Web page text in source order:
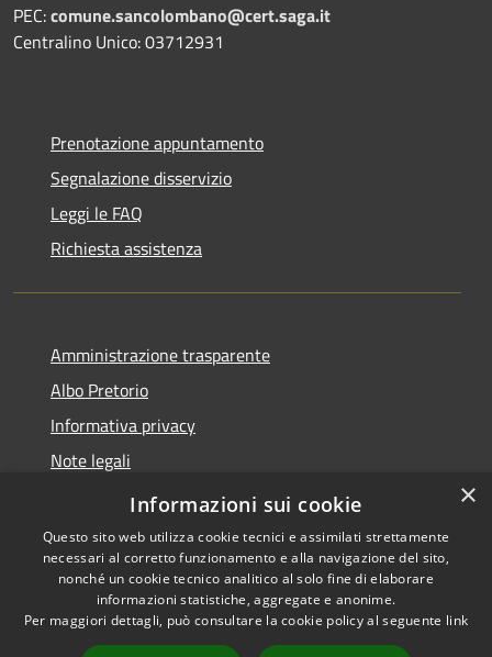
PEC:comune.sancolombano@cert.saga.it
Centralino Unico: 03712931
Prenotazione appuntamento
Segnalazione disservizio
Leggi le FAQ
Richiesta assistenza
Amministrazione trasparente
Albo Pretorio
Informativa privacy
Note legali
Dichiarazione di accessibilità
Accessibilità
Copyright © 2026 • Comune di
San Colombano al Lambro •
×
Informazioni sui cookie
Questo sito web utilizza cookie tecnici e assimilati strettamente
necessari al corretto funzionamento e alla navigazione del sito,
nonché un cookie tecnico analitico al solo fine di elaborare
informazioni statistiche, aggregate e anonime.
Per maggiori dettagli, può consultare la cookie policy al seguente link